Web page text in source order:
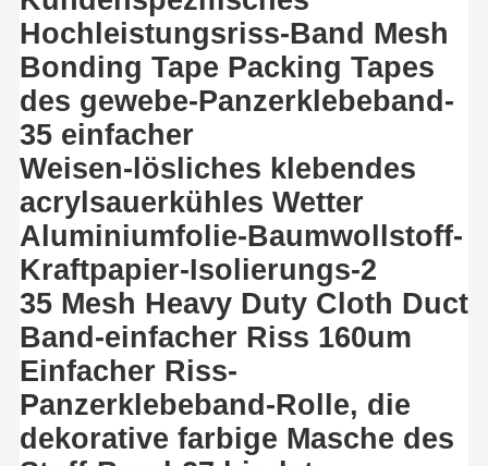
Hochleistungsriss-Band Mesh
Bonding Tape Packing Tapes
des gewebe-Panzerklebeband-
35 einfacher
Weisen-lösliches klebendes
acrylsauerkühles Wetter
Aluminiumfolie-Baumwollstoff-
Kraftpapier-Isolierungs-2
35 Mesh Heavy Duty Cloth Duct
Band-einfacher Riss 160um
Einfacher Riss-
Panzerklebeband-Rolle, die
dekorative farbige Masche des